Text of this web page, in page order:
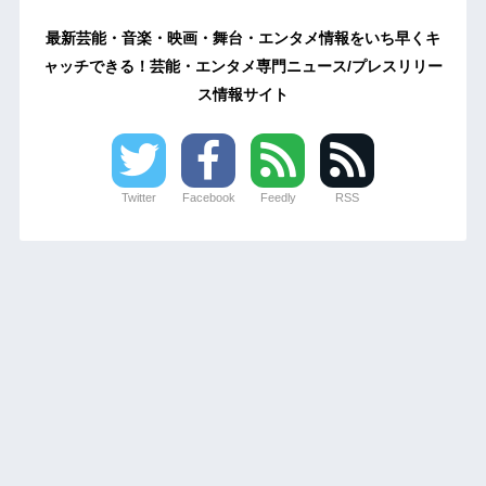
最新芸能・音楽・映画・舞台・エンタメ情報をいち早くキ
ャッチできる！芸能・エンタメ専門ニュース/プレスリリー
ス情報サイト
Twitter Facebook Feedly RSS